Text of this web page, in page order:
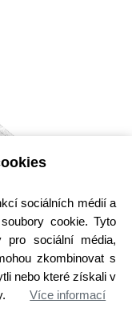
sociálních médií a
cookie. Tyto
pro sociální média,
zkombinovat s
nebo které získali v
Více informací